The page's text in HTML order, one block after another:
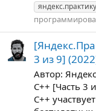
3 из 9]
Автор:
C++ [Часть 3
C++